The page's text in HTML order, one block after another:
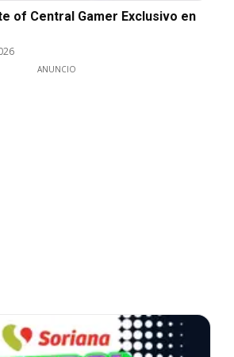
of Central Gamer Exclusivo en
ANUNCIO